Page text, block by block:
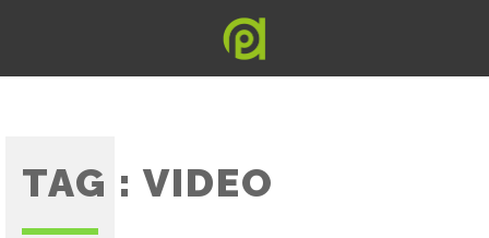
TAG : VIDEO